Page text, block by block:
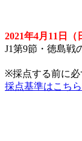
2021年4月11日
J1第9節・徳島戦
※採点する前に必
採点基準はこちら